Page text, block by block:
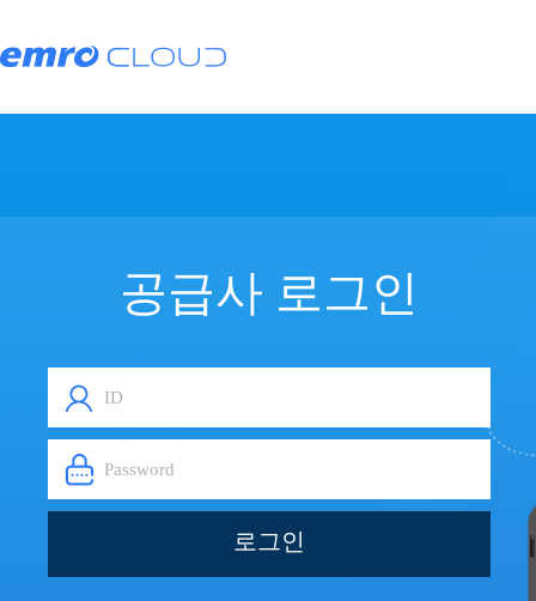
공급사 로그인
로그인